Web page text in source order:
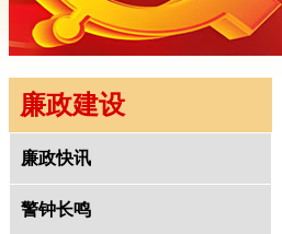
廉政建设
廉政快讯
警钟长鸣